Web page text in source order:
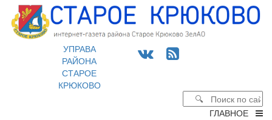
УПРАВА
РАЙОНА
СТАРОЕ
КРЮКОВО
ГЛАВНОЕ